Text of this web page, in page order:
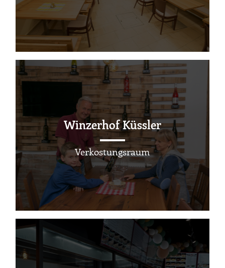
Winzerhof Küssler
Verkostungsraum